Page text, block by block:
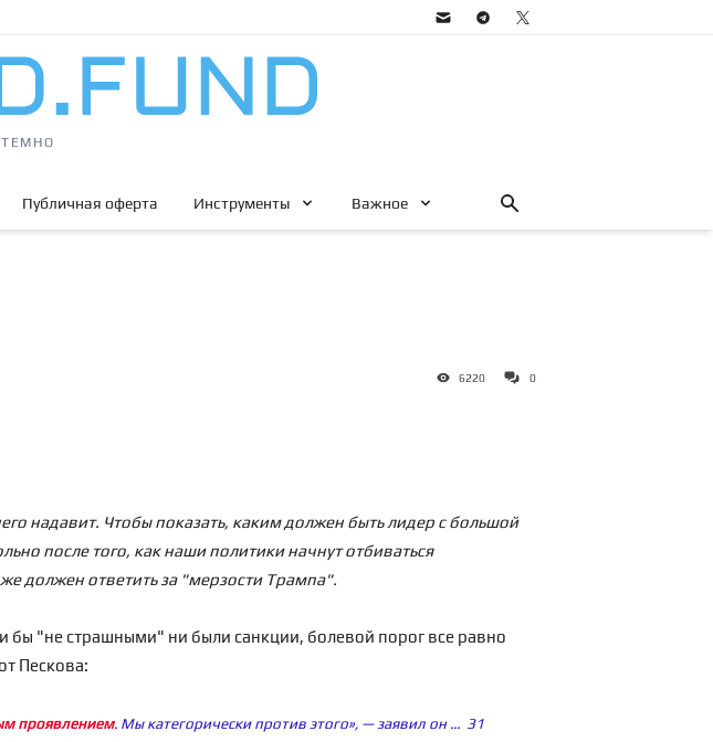
Публичная оферта Инструменты Важное
6220 0
надавит. Чтобы показать, каким должен быть лидер с большой
после того, как наши политики начнут отбиваться
должен ответить за "мерзости Трампа".
бы "не страшными" ни были санкции, болевой порог все равно
Пескова:
проявлением. Мы категорически против этого», — заявил он ... 31